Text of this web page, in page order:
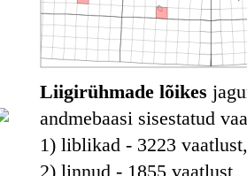
Liigirühmade lõikes
andmebaasi sisestatud
1) liblikad - 3223 vaatlust,
2) linnud - 1855 vaatlust,